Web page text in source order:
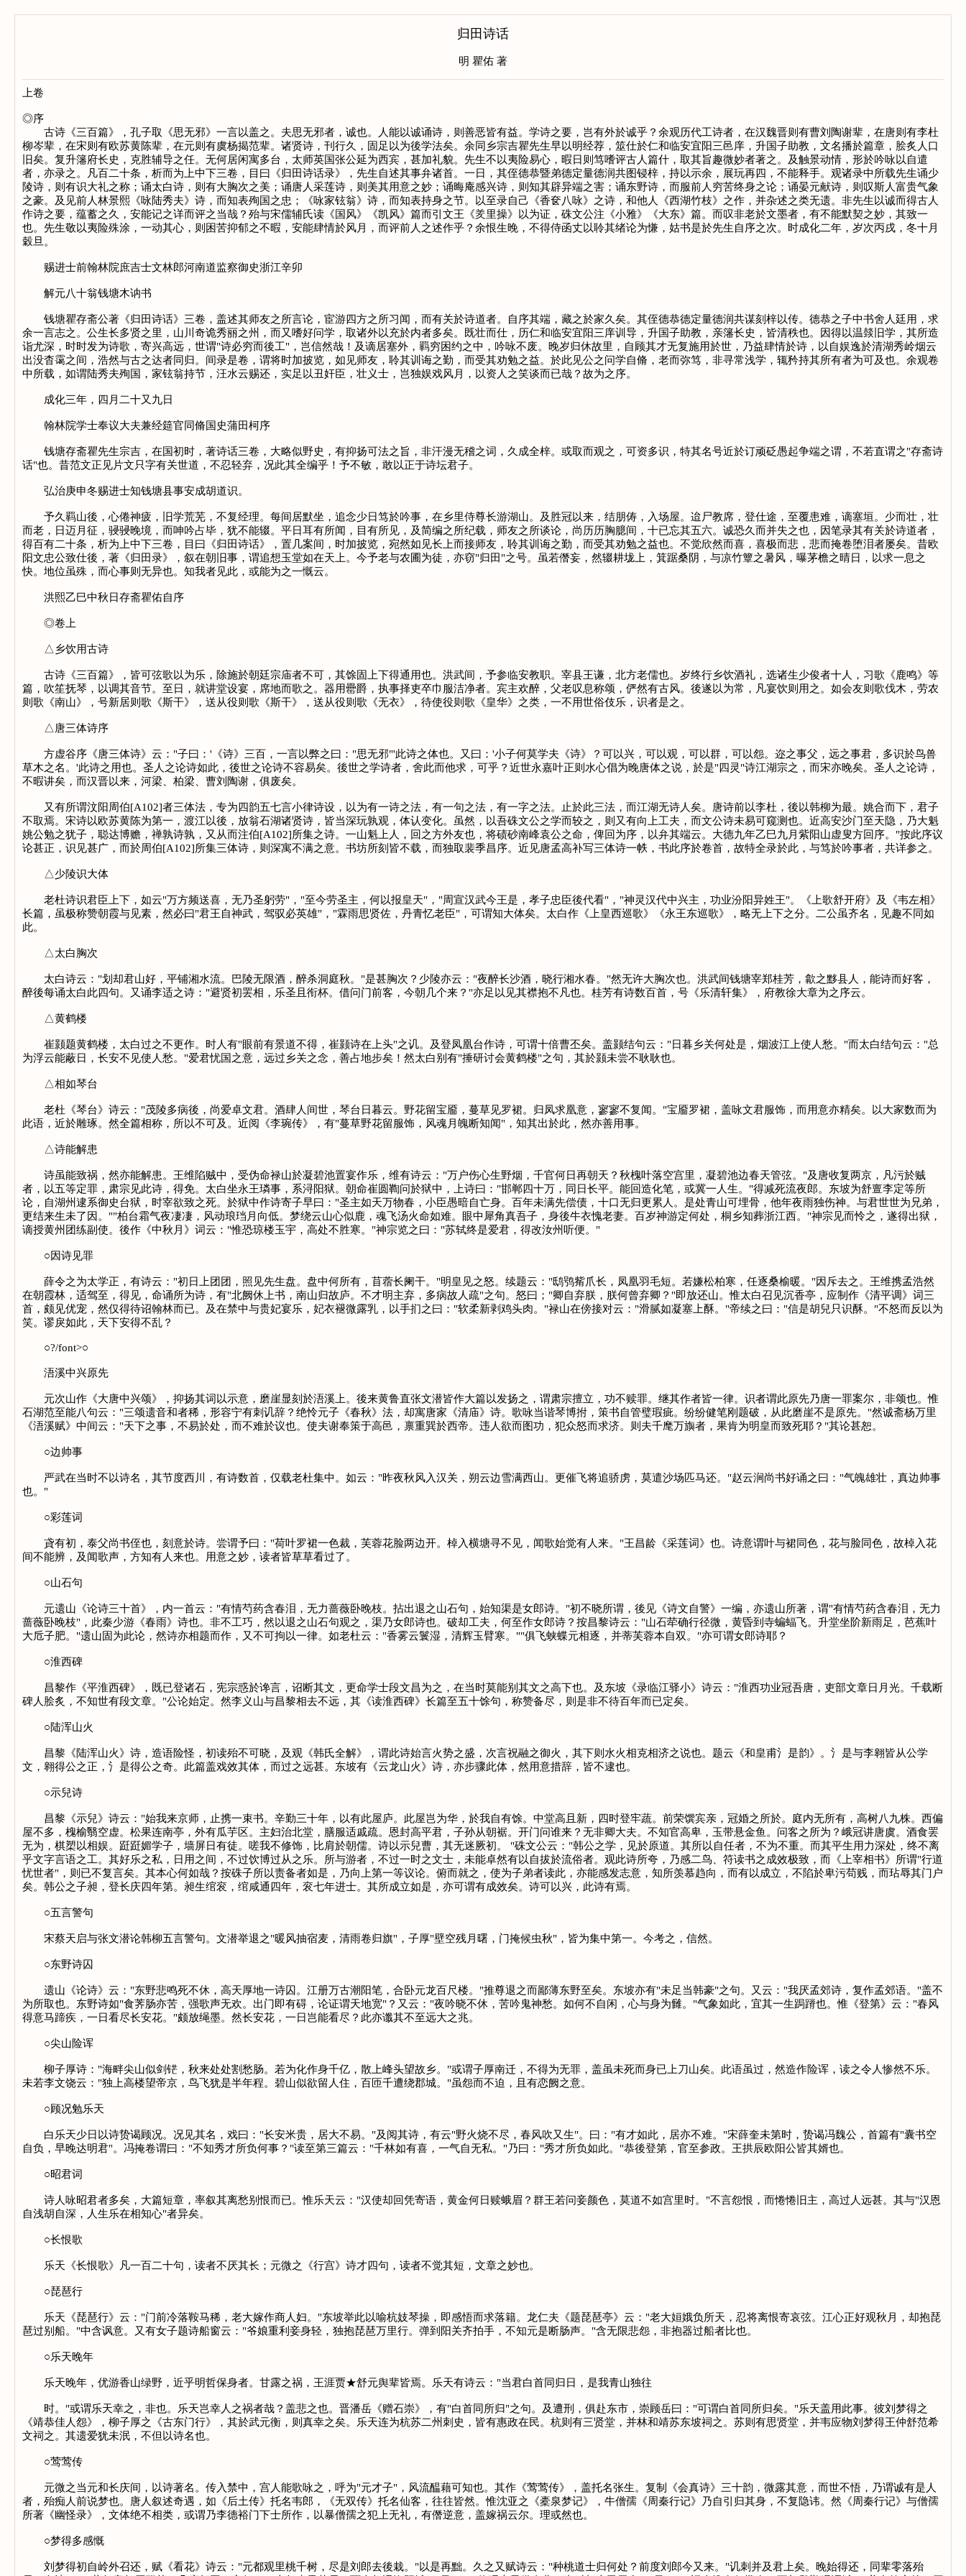
归田诗话
明 瞿佑 著
上卷
◎序
古诗《三百篇》，孔子取《思无邪》一言以盖之。夫思无邪者，诚也。人能以诚诵诗，则善恶皆有益。学诗之要，岂有外於诚乎？余观历代工诗者，在汉魏晋则有曹刘陶谢辈，在唐则有李杜
柳岑辈，在宋则有欧苏黄陈辈，在元则有虞杨揭范辈。诸贤诗，刊行久，固足以为後学法矣。余同乡宗吉瞿先生早以明经荐，筮仕於仁和临安宜阳三邑庠，升国子助教，文名播於篇章，脍炙人口
旧矣。复升籓府长史，克胜辅导之任。无何居闲寓多台，太师英国张公延为西宾，甚加礼貌。先生不以夷险易心，暇日则笃嗜评古人篇什，取其旨趣微妙者著之。及触景动情，形於吟咏以自遣
者，亦录之。凡百二十条，析而为上中下三卷，目曰《归田诗话录》，先生自述其事弁诸首。一日，其侄德恭暨弟德定量德润共图锓梓，持以示余，展玩再四，不能释手。观诸录中所载先生诵少
陵诗，则有识大礼之称；诵太白诗，则有大胸次之美；诵唐人采莲诗，则美其用意之妙；诵晦庵感兴诗，则知其辟异端之害；诵东野诗，而服前人穷苦终身之论；诵晏元献诗，则叹斯人富贵气象
之豪。及见前人林景熙《咏陆秀夫》诗，而知表殉国之忠；《咏家铉翁》诗，而知表持身之节。以至录自己《香奁八咏》之诗，和他人《西湖竹枝》之作，并杂述之类无遗。非先生以诚而得古人
作诗之要，蕴蓄之久，安能记之详而评之当哉？殆与宋儒辅氏读《国风》《凯风》篇而引文王《羑里操》以为证，硃文公注《小雅》《大东》篇。而叹非老於文墨者，有不能默契之妙，其致一
也。先生敬以夷险殊涂，一动其心，则困苦抑郁之不暇，安能肆情於风月，而评前人之述作乎？余恨生晚，不得侍函丈以聆其绪论为慊，姑书是於先生自序之次。时成化二年，岁次丙戌，冬十月
穀旦。
赐进士前翰林院庶吉士文林郎河南道监察御史浙江辛卯
解元八十翁钱塘木讷书
钱塘瞿存斋公著《归田诗话》三卷，盖述其师友之所言论，宦游四方之所习闻，而有关於诗道者。自序其端，藏之於家久矣。其侄德恭德定量德润共谋刻梓以传。德恭之子中书舍人廷用，求
余一言志之。公生长多贤之里，山川奇诡秀丽之州，而又嗜好问学，取诸外以充於内者多矣。既壮而仕，历仁和临安宜阳三庠训导，升国子助教，亲籓长史，皆清秩也。因得以温燅旧学，其所造
诣尤深，时时发为诗歌，寄兴高远，世谓"诗必穷而後工"，岂信然哉！及谪居塞外，羁穷困约之中，吟咏不废。晚岁归休故里，自顾其才无复施用於世，乃益肆情於诗，以自娱逸於清湖秀岭烟云
出没杳霭之间，浩然与古之达者同归。间录是卷，谓将时加披览，如见师友，聆其训诲之勤，而受其劝勉之益。於此见公之问学自脩，老而弥笃，非寻常浅学，辄矜持其所有者为可及也。余观卷
中所载，如谓陆秀夫殉国，家铉翁持节，汪水云赐还，实足以丑奸臣，壮义士，岂独娱戏风月，以资人之笑谈而已哉？故为之序。
成化三年，四月二十又九日
翰林院学士奉议大夫兼经筵官同脩国史蒲田柯序
钱塘存斋瞿先生宗吉，在国初时，著诗话三卷，大略似野史，有抑扬可法之旨，非汗漫无稽之词，久成全梓。或取而观之，可资多识，特其名号近於订顽砭愚起争端之谓，不若直谓之"存斋诗
话"也。昔范文正见片文只字有关世道，不忍轻弃，况此其全编乎！予不敏，敢以正于诗坛君子。
弘治庚申冬赐进士知钱塘县事安成胡道识。
予久羁山後，心倦神疲，旧学荒芜，不复经理。每间居默坐，追念少日笃於吟事，在乡里侍尊长游湖山。及胜冠以来，结朋俦，入场屋。迨尸教席，登仕途，至覆患难，谪塞垣。少而壮，壮
而老，日迈月征，骎骎晚境，而呻吟占毕，犹不能辍。平日耳有所闻，目有所见，及简编之所纪载，师友之所谈论，尚历历胸臆间，十已忘其五六。诚恐久而并失之也，因笔录其有关於诗道者，
得百有二十条，析为上中下三卷，目曰《归田诗话》，置几案间，时加披览，宛然如见长上而接师友，聆其训诲之勤，而受其劝勉之益也。不觉欣然而喜，喜极而悲，悲而掩卷堕泪者屡矣。昔欧
阳文忠公致仕後，著《归田录》，叙在朝旧事，谓追想玉堂如在天上。今予老与农圃为徒，亦窃"归田"之号。虽若僭妄，然辍耕垅上，箕踞桑阴，与凉竹簟之暑风，曝茅檐之晴日，以求一息之
快。地位虽殊，而心事则无异也。知我者见此，或能为之一慨云。
洪熙乙巳中秋日存斋瞿佑自序
◎卷上
△乡饮用古诗
古诗《三百篇》，皆可弦歌以为乐，除施於朝廷宗庙者不可，其馀固上下得通用也。洪武间，予参临安教职。宰县王谦，北方老儒也。岁终行乡饮酒礼，选诸生少俊者十人，习歌《鹿鸣》等
篇，吹笙抚琴，以调其音节。至日，就讲堂设宴，席地而歌之。器用罍爵，执事择吏卒巾服洁净者。宾主欢醉，父老叹息称颂，俨然有古风。後遂以为常，凡宴饮则用之。如会友则歌伐木，劳农
则歌《南山》，号新居则歌《斯干》，送从役则歌《斯干》，送从役则歌《无衣》，待使役则歌《皇华》之类，一不用世俗伎乐，识者是之。
△唐三体诗序
方虚谷序《唐三体诗》云："子曰：'《诗》三百，一言以弊之曰："思无邪"'此诗之体也。又曰：'小子何莫学夫《诗》？可以兴，可以观，可以群，可以怨。迩之事父，远之事君，多识於鸟兽
草木之名。'此诗之用也。圣人之论诗如此，後世之论诗不容易矣。後世之学诗者，舍此而他求，可乎？近世永嘉叶正则水心倡为晚唐体之说，於是"四灵"诗江湖宗之，而宋亦晚矣。圣人之论诗，
不暇讲矣，而汉晋以来，河梁、柏梁、曹刘陶谢，俱废矣。
又有所谓汶阳周伯[A102]者三体法，专为四韵五七言小律诗设，以为有一诗之法，有一句之法，有一字之法。止於此三法，而江湖无诗人矣。唐诗前以李杜，後以韩柳为最。姚合而下，君子
不取焉。宋诗以欧苏黄陈为第一，渡江以後，放翁石湖诸贤诗，皆当深玩孰观，体认变化。虽然，以吾硃文公之学而较之，则又有向上工夫，而文公诗未易可窥测也。近高安沙门至天隐，乃大魁
姚公勉之犹子，聪达博赡，禅孰诗孰，又从而注伯[A102]所集之诗。一山魁上人，回之方外友也，将碛砂南峰袁公之命，俾回为序，以弁其端云。大德九年乙巳九月紫阳山虚叟方回序。"按此序议
论甚正，识见甚广，而於周伯[A102]所集三体诗，则深寓不满之意。书坊所刻皆不载，而独取裴季昌序。近见唐孟高补写三体诗一帙，书此序於卷首，故特全录於此，与笃於吟事者，共详参之。
△少陵识大体
老杜诗识君臣上下，如云"万方频送喜，无乃圣躬劳"，"至今劳圣主，何以报皇天"，"周宣汉武今王是，孝子忠臣後代看"，"神灵汉代中兴主，功业汾阳异姓王"。《上歌舒开府》及《韦左相》
长篇，虽极称赞朝霞与见素，然必曰"君王自神武，驾驭必英雄"，"霖雨思贤佐，丹青忆老臣"，可谓知大体矣。太白作《上皇西巡歌》《永王东巡歌》，略无上下之分。二公虽齐名，见趣不同如
此。
△太白胸次
太白诗云："划却君山好，平铺湘水流。巴陵无限酒，醉杀洞庭秋。"是甚胸次？少陵亦云："夜醉长沙酒，晓行湘水春。"然无许大胸次也。洪武间钱塘宰郑桂芳，歙之黟县人，能诗而好客，
醉後每诵太白此四句。又诵李适之诗："避贤初罢相，乐圣且衔杯。借问门前客，今朝几个来？"亦足以见其襟抱不凡也。桂芳有诗数百首，号《乐清轩集》，府教徐大章为之序云。
△黄鹤楼
崔颢题黄鹤楼，太白过之不更作。时人有"眼前有景道不得，崔颢诗在上头"之讥。及登凤凰台作诗，可谓十倍曹丕矣。盖颢结句云："日暮乡关何处是，烟波江上使人愁。"而太白结句云："总
为浮云能蔽日，长安不见使人愁。"爱君忧国之意，远过乡关之念，善占地步矣！然太白别有"捶研讨会黄鹤楼"之句，其於颢未尝不耿耿也。
△相如琴台
老杜《琴台》诗云："茂陵多病後，尚爱卓文君。酒肆人间世，琴台日暮云。野花留宝靥，蔓草见罗裙。归凤求凰意，寥寥不复闻。"宝靥罗裙，盖咏文君服饰，而用意亦精矣。以大家数而为
此语，近於雕琢。然全篇相称，所以不可及。近阅《李琬传》，有"蔓草野花留服饰，风魂月魄断知闻"，知其出於此，然亦善用事。
△诗能解患
诗虽能致祸，然亦能解患。王维陷贼中，受伪命禄山於凝碧池置宴作乐，维有诗云："万户伤心生野烟，千官何日再朝天？秋槐叶落空宫里，凝碧池边春天管弦。"及唐收复两京，凡污於贼
者，以五等定罪，肃宗见此诗，得免。太白坐永王璘事，系浔阳狱。朝命崔圆鞫问於狱中，上诗曰："邯郸四十万，同日长平。能回造化笔，或冀一人生。"得减死流夜郎。东坡为舒亶李定等所
论，自湖州逮系御史台狱，时宰欲致之死。於狱中作诗寄子早曰："圣主如天万物春，小臣愚暗自亡身。百年未满先偿债，十口无归更累人。是处青山可埋骨，他年夜雨独伤神。与君世世为兄弟，
更结来生未了因。""柏台霜气夜凄凄，风动琅珰月向低。梦绕云山心似鹿，魂飞汤火命如难。眼中犀角真吾子，身後牛衣愧老妻。百岁神游定何处，桐乡知葬浙江西。"神宗见而怜之，遂得出狱，
谪授黄州团练副使。後作《中秋月》词云："惟恐琼楼玉宇，高处不胜寒。"神宗览之曰："苏轼终是爱君，得改汝州听便。"
○因诗见罪
薛令之为太学正，有诗云："初日上团团，照见先生盘。盘中何所有，苜蓿长阑干。"明皇见之怒。续题云："鸱鸮觜爪长，凤凰羽毛短。若嫌松柏寒，任逐桑榆暖。"因斥去之。王维携孟浩然
在朝霞林，适驾至，得见，命诵所为诗，有"北阙休上书，南山归故庐。不才明主弃，多病故人疏"之句。怒曰；"卿自弃朕，朕何曾弃卿？"即放还山。惟太白召见沉香亭，应制作《清平调》词三
首，颇见优宠，然仅得待诏翰林而已。及在禁中与贵妃宴乐，妃衣褪微露乳，以手扪之曰："软柔新剥鸡头肉。"禄山在傍接对云："滑腻如凝塞上酥。"帝续之曰："信是胡兒只识酥。"不怒而反以为
笑。谬戾如此，天下安得不乱？
○?/font>○
浯溪中兴原先
元次山作《大唐中兴颂》，抑扬其词以示意，磨崖显刻於浯溪上。後来黄鲁直张文潜皆作大篇以发扬之，谓肃宗擅立，功不赎罪。继其作者皆一律。识者谓此原先乃唐一罪案尔，非颂也。惟
石湖范至能八句云："三颂遗音和者稀，形容宁有刺讥辞？绝怜元子《春秋》法，却寓唐家《清庙》诗。歌咏当谐琴博拊，策书自管璧瑕疵。纷纷健笔刚题破，从此磨崖不是原先。"然诚斋杨万里
《浯溪赋》中间云："天下之事，不易於处，而不难於议也。使夫谢奉策于高邑，禀重巽於西帝。违人欲而图功，犯众怒而求济。则夫千麾万旟者，果肯为明皇而致死耶？"其论甚恕。
○边帅事
严武在当时不以诗名，其节度西川，有诗数首，仅载老杜集中。如云："昨夜秋风入汉关，朔云边雪满西山。更催飞将追骄虏，莫遣沙场匹马还。"赵云涧尚书好诵之曰："气魄雄壮，真边帅事
也。"
○彩莲词
貣有初，泰父尚书侄也，刻意於诗。尝谓予曰："荷叶罗裙一色裁，芙蓉花脸两边开。棹入横塘寻不见，闻歌始觉有人来。"王昌龄《采莲词》也。诗意谓叶与裙同色，花与脸同色，故棹入花
间不能辨，及闻歌声，方知有人来也。用意之妙，读者皆草草看过了。
○山石句
元遗山《论诗三十首》，内一首云："有情芍药含春泪，无力蔷薇卧晚枝。拈出退之山石句，始知渠是女郎诗。"初不晓所谓，後见《诗文自警》一编，亦遗山所著，谓"有情芍药含春泪，无力
蔷薇卧晚枝"，此秦少游《春雨》诗也。非不工巧，然以退之山石句观之，渠乃女郎诗也。破却工夫，何至作女郎诗？按昌黎诗云："山石荦确行径微，黄昏到寺蝙蝠飞。升堂坐阶新雨足，芭蕉叶
大卮子肥。"遗山固为此论，然诗亦相题而作，又不可拘以一律。如老杜云："香雾云鬟湿，清辉玉臂寒。""俱飞蛱蝶元相逐，并蒂芙蓉本自双。"亦可谓女郎诗耶？
○淮西碑
昌黎作《平淮西碑》，既已登诸石，宪宗惑於谗言，诏断其文，更命学士段文昌为之，在当时莫能别其文之高下也。及东坡《录临江驿小》诗云："淮西功业冠吾唐，吏部文章日月光。千载断
碑人脍炙，不知世有段文章。"公论始定。然李义山与昌黎相去不远，其《读淮西碑》长篇至五十馀句，称赞备尽，则是非不待百年而已定矣。
○陆浑山火
昌黎《陆浑山火》诗，造语险怪，初读殆不可晓，及观《韩氏全解》，谓此诗始言火势之盛，次言祝融之御火，其下则水火相克相济之说也。题云《和皇甫氵是韵》。氵是与李翱皆从公学
文，翱得公之正，氵是得公之奇。此篇盖戏效其体，而过之远甚。东坡有《云龙山火》诗，亦步骤此体，然用意措辞，皆不逮也。
○示兒诗
昌黎《示兒》诗云："始我来京师，止携一束书。辛勤三十年，以有此屋庐。此屋岂为华，於我自有馀。中堂高且新，四时登牢蔬。前荣馔宾亲，冠婚之所於。庭内无所有，高树八九株。西偏
屋不多，槐榆翳空虚。松果连南亭，外有瓜芋区。主妇治北堂，膳服适戚疏。恩封高平君，子孙从朝裾。开门问谁来？无非卿大夫。不知官高卑，玉带悬金鱼。问客之所为？峨冠讲唐虞。酒食罢
无为，棋槊以相娱。跹跹媚学子，墙屏日有徒。嗟我不修饰，比肩於朝儒。诗以示兒曹，其无迷厥初。 "硃文公云："韩公之学，见於原道。其所以自任者，不为不重。而其平生用力深处，终不离
乎文字言语之工。其好乐之私，日用之间，不过饮博过从之乐。所与游者，不过一时之文士，未能卓然有以自拔於流俗者。观此诗所夸，乃感二鸟、符读书之成效极致，而《上宰相书》所谓"行道
忧世者"，则已不复言矣。其本心何如哉？按硃子所以责备者如是，乃向上第一等议论。俯而就之，使为子弟者读此，亦能感发志意，知所羡慕趋向，而有以成立，不陷於卑污苟贱，而玷辱其门户
矣。韩公之子昶，登长庆四年第。昶生绾衮，绾咸通四年，衮七年进士。其所成立如是，亦可谓有成效矣。诗可以兴，此诗有焉。
○五言警句
宋蔡天启与张文潜论韩柳五言警句。文潜举退之"暖风抽宿麦，清雨卷归旗"，子厚"壁空残月曙，门掩候虫秋"，皆为集中第一。今考之，信然。
○东野诗囚
遗山《论诗》云："东野悲鸣死不休，高天厚地一诗囚。江册万古潮阳笔，合卧元龙百尺楼。"推尊退之而鄙薄东野至矣。东坡亦有"未足当韩豪"之句。又云："我厌孟郊诗，复作孟郊语。"盖不
为所取也。东野诗如"食荠肠亦苦，强歌声无欢。出门即有碍，论证谓天地宽"？又云："夜吟晓不休，苦吟鬼神愁。如何不自闲，心与身为雠。"气象如此，宜其一生跼蹐也。惟《登第》云："春风
得意马蹄疾，一日看尽长安花。"颇放绳墨。然长安花，一日岂能看尽？此亦谶其不至远大之兆。
○尖山险诨
柳子厚诗："海畔尖山似剑铓，秋来处处割愁肠。若为化作身千亿，散上峰头望故乡。"或谓子厚南迁，不得为无罪，盖虽未死而身已上刀山矣。此语虽过，然造作险诨，读之令人惨然不乐。
未若李文饶云："独上高楼望帝京，鸟飞犹是半年程。碧山似欲留人住，百匝千遭绕郡城。"虽怨而不迫，且有恋阙之意。
○顾况勉乐天
白乐天少日以诗贽谒顾况。况见其名，戏曰："长安米贵，居大不易。"及阅其诗，有云"野火烧不尽，春风吹又生"。曰："有才如此，居亦不难。"宋薛奎未第时，贽谒冯魏公，首篇有"囊书空
自负，早晚达明君"。冯掩卷谓曰："不知秀才所负何事？"读至第三篇云："千林如有喜，一气自无私。"乃曰："秀才所负如此。"恭後登第，官至参政。王拱辰欧阳公皆其婿也。
○昭君词
诗人咏昭君者多矣，大篇短章，率叙其离愁别恨而已。惟乐天云："汉使却回凭寄语，黄金何日赎蛾眉？群王若问妾颜色，莫道不如宫里时。"不言怨恨，而惓惓旧主，高过人远甚。其与"汉恩
自浅胡自深，人生乐在相知心"者异矣。
○长恨歌
乐天《长恨歌》凡一百二十句，读者不厌其长；元微之《行宫》诗才四句，读者不觉其短，文章之妙也。
○琵琶行
乐天《琵琶行》云："门前冷落鞍马稀，老大嫁作商人妇。"东坡举此以喻杭妓琴操，即感悟而求落籍。龙仁夫《题琵琶亭》云："老大姮娥负所天，忍将离恨寄哀弦。江心正好观秋月，却抱琵
琶过别船。"中含讽意。又有女子题诗船窗云："爷娘重利妾身轻，独抱琵琶万里行。弹到阳关齐拍手，不知元是断肠声。"含无限悲怨，非抱器过船者比也。
○乐天晚年
乐天晚年，优游香山绿野，近乎明哲保身者。甘露之祸，王涯贾★舒元舆辈皆焉。乐天有诗云："当君白首同归日，是我青山独往
时。"或谓乐天幸之，非也。乐天岂幸人之祸者哉？盖悲之也。晋潘岳《赠石崇》，有"白首同所归"之句。及遭刑，俱赴东市，崇顾岳曰："可谓白首同所归矣。"乐天盖用此事。彼刘梦得之
《靖恭佳人怨》，柳子厚之《古东门行》，其於武元衡，则真幸之矣。乐天连为杭苏二州刺史，皆有惠政在民。杭则有三贤堂，并林和靖苏东坡祠之。苏则有思贤堂，并韦应物刘梦得王仲舒范希
文祠之。其遗爱犹未泯，不但以诗名也。
○莺莺传
元微之当元和长庆间，以诗著名。传入禁中，宫人能歌咏之，呼为"元才子"，风流醖藉可知也。其作《莺莺传》，盖托名张生。复制《会真诗》三十韵，微露其意，而世不悟，乃谓诚有是人
者，殆痴人前说梦也。唐人叙述奇遇，如《后土传》托名韦郎，《无双传》托名仙客，往往皆然。惟沈亚之《橐泉梦记》，牛僧孺《周秦行记》乃自引归其身，不复隐讳。然《周秦行记》与僧孺
所著《幽怪录》，文体绝不相类，或谓乃李德裕门下士所作，以暴僧孺之犯上无礼，有僭逆意，盖嫁祸云尔。理或然也。
○梦得多感慨
刘梦得初自岭外召还，赋《看花》诗云："元都观里桃千树，尽是刘郎去後栽。"以是再黜。久之又赋诗云："种桃道士归何处？前度刘郎今又来。"讥刺并及君上矣。晚始得还，同辈零落殆